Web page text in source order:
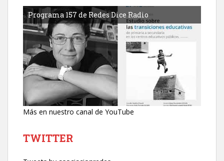
Programa 157 de Redes Dice Radio
Más en nuestro canal de YouTube
TWITTER